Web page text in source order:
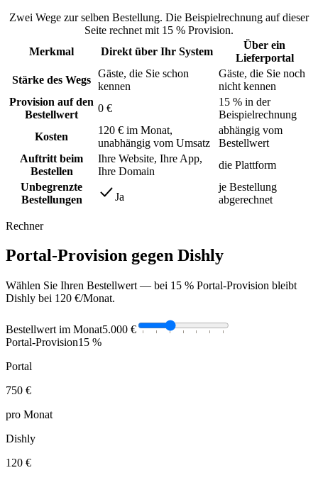
Zwei Wege zur selben Bestellung. Die Beispielrechnung auf dieser
Seite rechnet mit 15 % Provision.
Merkmal
Direkt über Ihr System
Über ein
Lieferportal
Stärke des Wegs
Gäste, die Sie schon
kennen
Gäste, die Sie noch
nicht kennen
Provision auf den
Bestellwert
0 €
15 % in der
Beispielrechnung
Kosten
120 € im Monat,
unabhängig vom Umsatz
abhängig vom
Bestellwert
Auftritt beim
Bestellen
Ihre Website, Ihre App,
Ihre Domain
die Plattform
Unbegrenzte
Bestellungen
Ja
je Bestellung
abgerechnet
Rechner
Portal-Provision gegen Dishly
Wählen Sie Ihren Bestellwert — bei 15 % Portal-Provision bleibt
Dishly bei 120 €/Monat.
Bestellwert im Monat5.000 €
Portal-Provision15 %
Portal
750 €
pro Monat
Dishly
120 €